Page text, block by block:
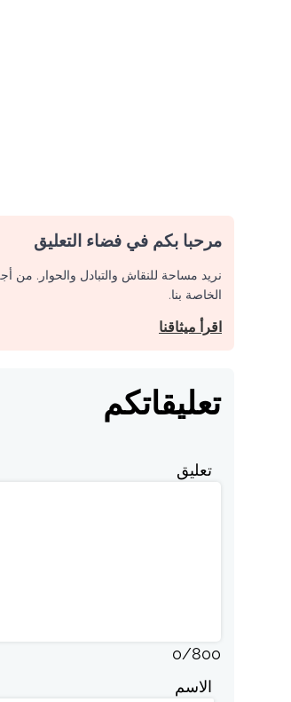
مرحبا بكم في فضاء التعليق
نريد مساحة للنقاش والتبادل والحوار. من
الخاصة بنا.
اقرأ ميثاقنا
تعليقاتكم
تعليق
0/800
الاسم